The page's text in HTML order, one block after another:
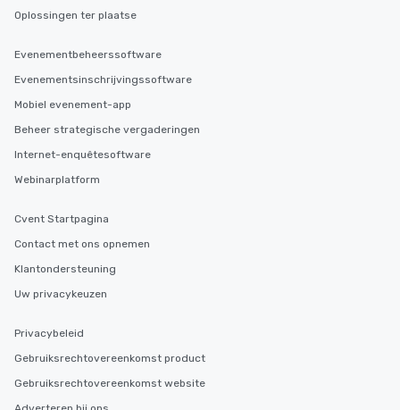
Oplossingen ter plaatse
Evenementbeheerssoftware
Evenementsinschrijvingssoftware
Mobiel evenement-app
Beheer strategische vergaderingen
Internet-enquêtesoftware
Webinarplatform
Cvent Startpagina
Contact met ons opnemen
Klantondersteuning
Uw privacykeuzen
Privacybeleid
Gebruiksrechtovereenkomst product
Gebruiksrechtovereenkomst website